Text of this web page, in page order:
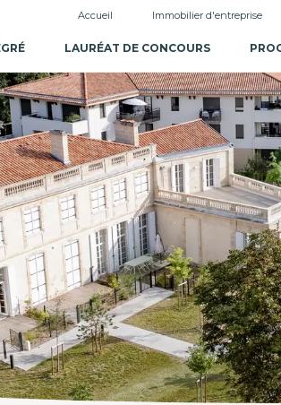
Accueil Immobilier d'entreprise
LAURÉAT DE CONCOURS